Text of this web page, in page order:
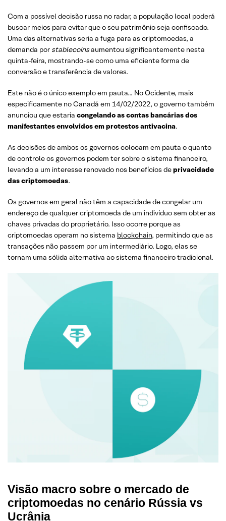
Com a possível decisão russa no radar, a população local poderá
buscar meios para evitar que o seu patrimônio seja confiscado.
Uma das alternativas seria a fuga para as criptomoedas, a
demanda por stablecoinsaumentou significantemente nesta
quinta-feira, mostrando-se como uma eficiente forma de
conversão e transferência de valores.
Este não é o único exemplo em pauta… No Ocidente, mais
especificamente no Canadá em 14/02/2022, o governo também
anunciou que estaria congelando as contas bancárias dos
manifestantes envolvidos em protestos antivacina.
As decisões de ambos os governos colocam em pauta o quanto
de controle os governos podem ter sobre o sistema financeiro,
levando a um interesse renovado nos benefícios deprivacidade
das criptomoedas.
Os governos em geral não têm a capacidade de congelar um
endereço de qualquer criptomoeda de um indivíduo sem obter as
chaves privadas do proprietário. Isso ocorre porque as
criptomoedas operam no sistema blockchain, permitindo que as
transações não passem por um intermediário. Logo, elas se
tornam uma sólida alternativa ao sistema financeiro tradicional.
Visão macro sobre o mercado de
criptomoedas no cenário Rússia vs
Ucrânia